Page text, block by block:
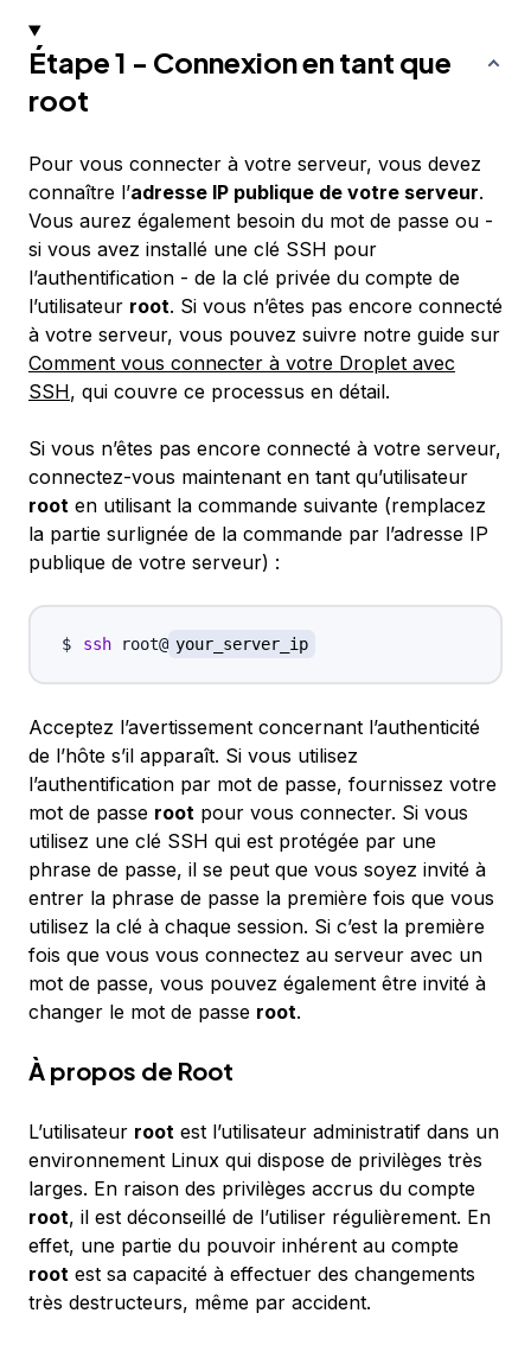
Étape 1 - Connexion en tant que
root
Pour vous connecter à votre serveur, vous devez
connaître l’adresse IP publique de votre serveur.
Vous aurez également besoin du mot de passe ou -
si vous avez installé une clé SSH pour
l’authentification - de la clé privée du compte de
l’utilisateur root. Si vous n’êtes pas encore connecté
à votre serveur, vous pouvez suivre notre guide sur
Comment vous connecter à votre Droplet avec
SSH, qui couvre ce processus en détail.
Si vous n’êtes pas encore connecté à votre serveur,
connectez-vous maintenant en tant qu’utilisateur
root en utilisant la commande suivante (remplacez
la partie surlignée de la commande par l’adresse IP
publique de votre serveur) :
ssh root@ your_server_ip
Acceptez l’avertissement concernant l’authenticité
de l’hôte s’il apparaît. Si vous utilisez
l’authentification par mot de passe, fournissez votre
mot de passe root pour vous connecter. Si vous
utilisez une clé SSH qui est protégée par une
phrase de passe, il se peut que vous soyez invité à
entrer la phrase de passe la première fois que vous
utilisez la clé à chaque session. Si c’est la première
fois que vous vous connectez au serveur avec un
mot de passe, vous pouvez également être invité à
changer le mot de passe root.
À propos de Root
L’utilisateur root est l’utilisateur administratif dans un
environnement Linux qui dispose de privilèges très
larges. En raison des privilèges accrus du compte
root, il est déconseillé de l’utiliser régulièrement. En
effet, une partie du pouvoir inhérent au compte
root est sa capacité à effectuer des changements
très destructeurs, même par accident.